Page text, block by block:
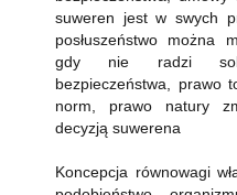
suweren jest w swych
posłuszeństwo można
gdy nie radzi
bezpieczeństwa, prawo
norm, prawo natury
decyzją suwerena
Koncepcja równowagi